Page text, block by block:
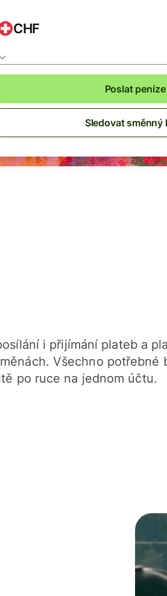
CHF
Poslat peníze
Sledovat směnný
i přijímání plateb a
Všechno potřebné
po ruce na jednom účtu.